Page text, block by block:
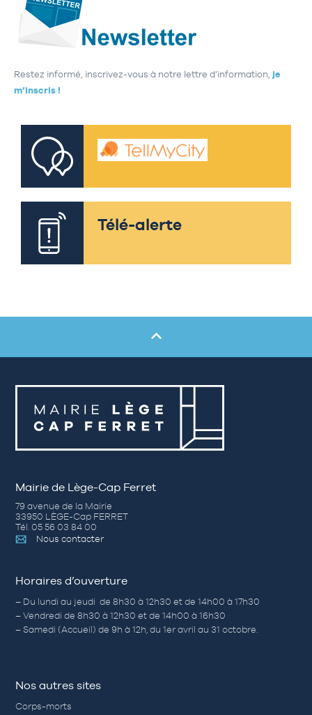
Restez informé, inscrivez-vous à notre lettre d’information, je
m’inscris !
Télé-alerte
Mairie de Lège-Cap Ferret
79 avenue de la Mairie
33950 LÈGE-Cap FERRET
Tél. 05 56 03 84 00
Nous contacter
Horaires d’ouverture
– Du lundi au jeudi de 8h30 à 12h30 et de 14h00 à 17h30
– Vendredi de 8h30 à 12h30 et de 14h00 à 16h30
– Samedi (Accueil) de 9h à 12h, du 1er avril au 31 octobre.
Nos autres sites
Corps-morts